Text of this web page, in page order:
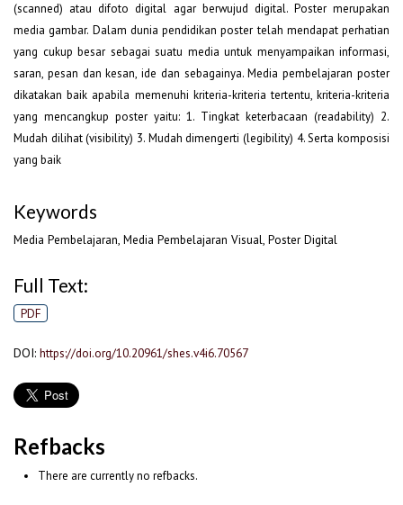
(scanned) atau difoto digital agar berwujud digital. Poster merupakan
media gambar. Dalam dunia pendidikan poster telah mendapat perhatian
yang cukup besar sebagai suatu media untuk menyampaikan informasi,
saran, pesan dan kesan, ide dan sebagainya. Media pembelajaran poster
dikatakan baik apabila memenuhi kriteria-kriteria tertentu, kriteria-kriteria
yang mencangkup poster yaitu: 1. Tingkat keterbacaan (readability) 2.
Mudah dilihat (visibility) 3. Mudah dimengerti (legibility) 4. Serta komposisi
yang baik
Keywords
Media Pembelajaran, Media Pembelajaran Visual, Poster Digital
Full Text:
PDF
DOI: https://doi.org/10.20961/shes.v4i6.70567
Refbacks
There are currently no refbacks.